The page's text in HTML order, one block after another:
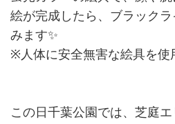
絵が完成したら、ブラック
みます✨
※人体に安全無害な絵具を使
この日千葉公園では、芝庭